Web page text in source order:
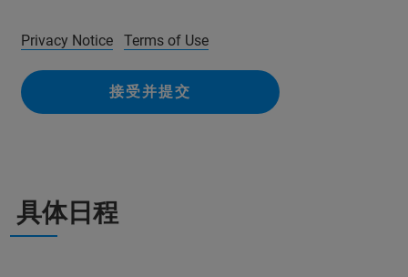
Privacy Notice Terms of Use
接受并提交
具体日程